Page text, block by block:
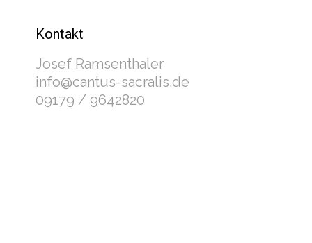
Kontakt
Josef Ramsenthaler
info@cantus-sacralis.de
09179 / 9642820